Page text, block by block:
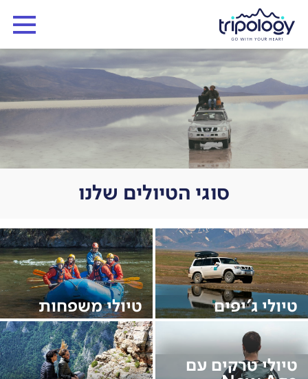
סוגי הטיולים שלנו
טיולי ג'יפים טיולי משפחות
טיולי טרקים עם